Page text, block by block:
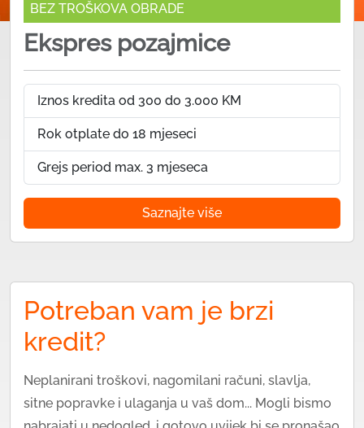
BEZ TROŠKOVA OBRADE
Ekspres pozajmice
Iznos kredita od 300 do 3.000 KM
Rok otplate do 18 mjeseci
Grejs period max. 3 mjeseca
Saznajte više
Potreban vam je brzi
kredit?
Neplanirani troškovi, nagomilani računi, slavlja,
sitne popravke i ulaganja u vaš dom... Mogli bismo